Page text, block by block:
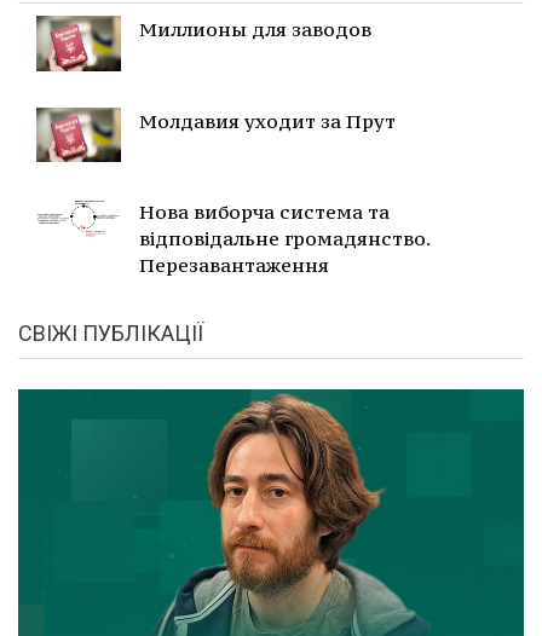
Миллионы для заводов
Молдавия уходит за Прут
Нова виборча система та
відповідальне громадянство.
Перезавантаження
СВІЖІ ПУБЛІКАЦІЇ